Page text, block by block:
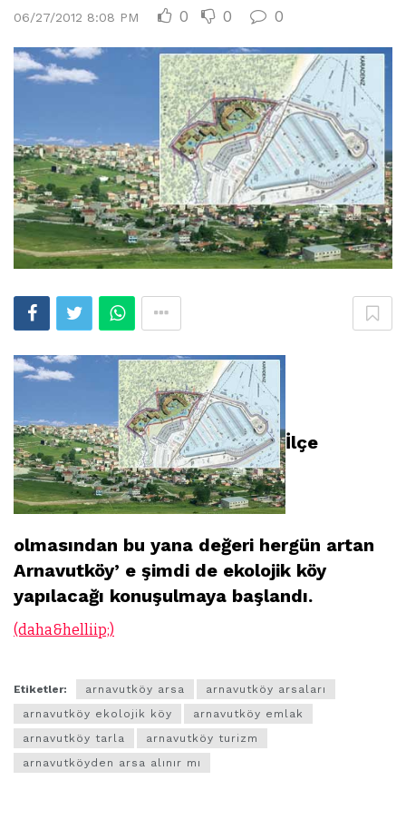
06/27/2012 8:08 PM 0 0 0
İlçe
olmasından bu yana değeri hergün artan
Arnavutköy’ e şimdi de ekolojik köy
yapılacağı konuşulmaya başlandı.
(daha&helliip;)
Etiketler: arnavutköy arsa
arnavutköy arsaları
arnavutköy ekolojik köy
arnavutköy emlak
arnavutköy tarla
arnavutköy turizm
arnavutköyden arsa alınır mı